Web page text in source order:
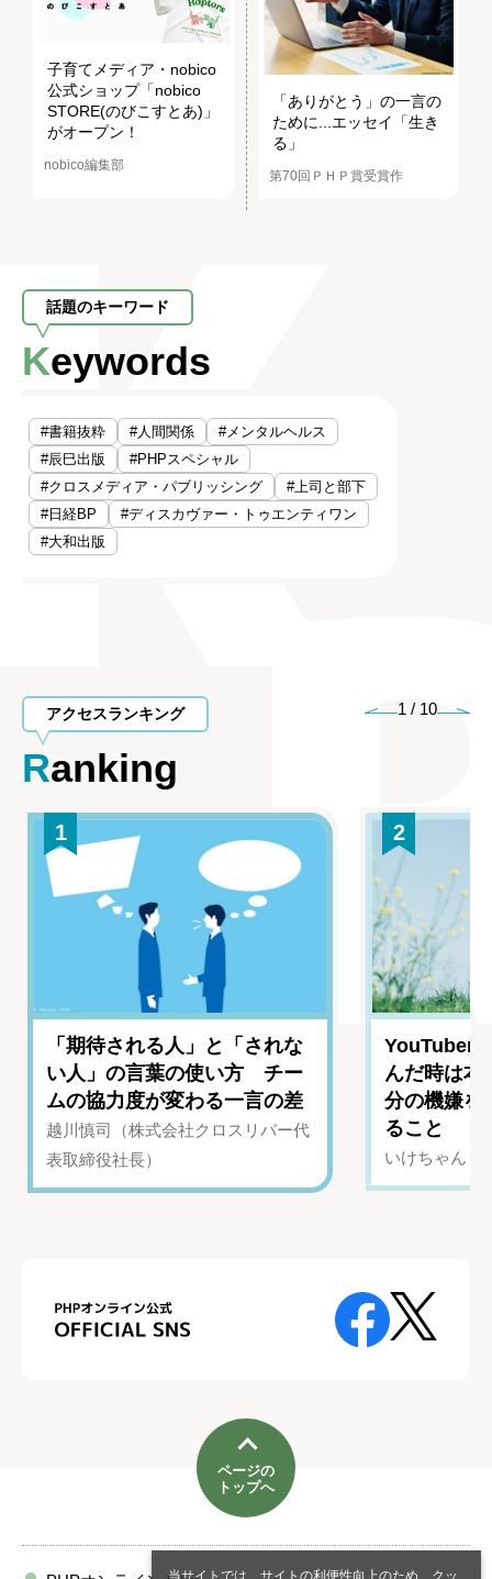
当サイトでは、サイトの利便性向上のため、クッ
子育てメディア・nobico
公式ショップ「nobico
STORE(のびこすとあ)」
がオープン！
nobico編集部
「ありがとう」の一言の
ために...エッセイ「生き
る」
第70回ＰＨＰ賞受賞作
話題のキーワード
Keywords
#書籍抜粋 #人間関係
#メンタルヘルス
#辰巳出版
#PHPスペシャル
#クロスメディア・パブリッシング
#上司と部下
#日経BP
#ディスカヴァー・トゥエンティワン
#大和出版
アクセスランキング
Ranking
1 / 10
1
「期待される人」と「されな
い人」の言葉の使い方 チー
ムの協力度が変わる一言の差
越川慎司（株式会社クロスリバー代
表取締役社長）
2
YouTuber
んだ時は
分の機嫌を
ること
いけちゃん（
ページの
トップへ